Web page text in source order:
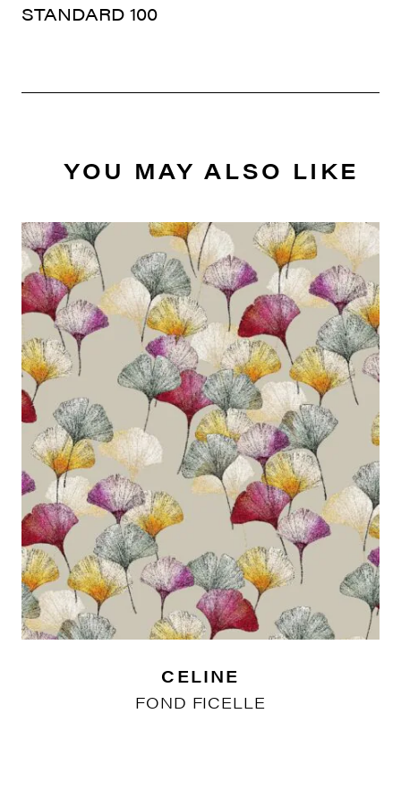
STANDARD 100
YOU MAY ALSO LIKE
CELINE
FOND FICELLE